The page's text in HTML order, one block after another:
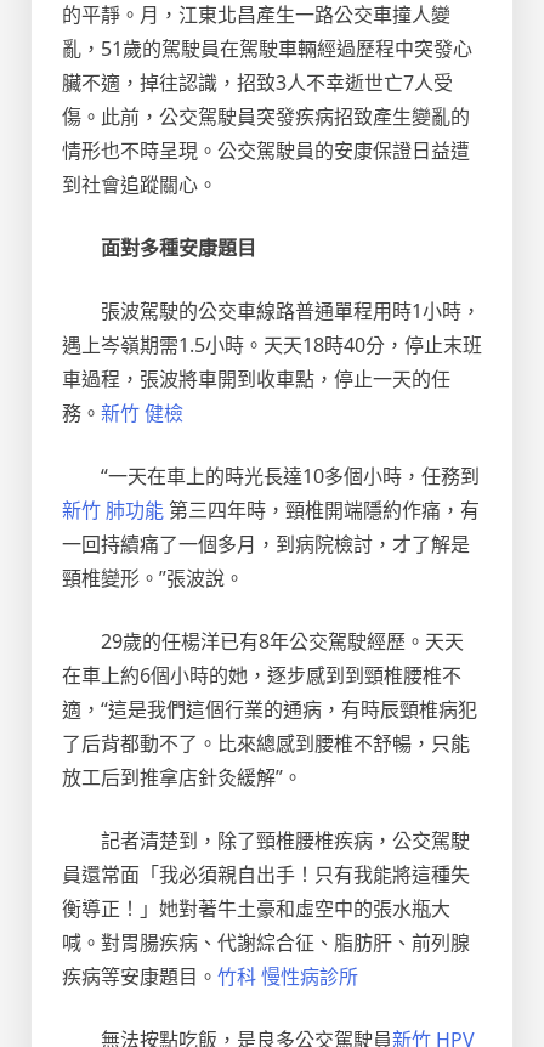
的平靜。月，江東北昌產生一路公交車撞人變
亂，51歲的駕駛員在駕駛車輛經過歷程中突發心
臟不適，掉往認識，招致3人不幸逝世亡7人受
傷。此前，公交駕駛員突發疾病招致產生變亂的
情形也不時呈現。公交駕駛員的安康保證日益遭
到社會追蹤關心。
面對多種安康題目
張波駕駛的公交車線路普通單程用時1小時，
遇上岑嶺期需1.5小時。天天18時40分，停止末班
車過程，張波將車開到收車點，停止一天的任
務。 新竹 健檢
“一天在車上的時光長達10多個小時，任務到
新竹 肺功能 第三四年時，頸椎開端隱約作痛，有
一回持續痛了一個多月，到病院檢討，才了解是
頸椎變形。”張波說。
29歲的任楊洋已有8年公交駕駛經歷。天天
在車上約6個小時的她，逐步感到到頸椎腰椎不
適，“這是我們這個行業的通病，有時辰頸椎病犯
了后背都動不了。比來總感到腰椎不舒暢，只能
放工后到推拿店針灸緩解”。
記者清楚到，除了頸椎腰椎疾病，公交駕駛
員還常面「我必須親自出手！只有我能將這種失
衡導正！」她對著牛土豪和虛空中的張水瓶大
喊。對胃腸疾病、代謝綜合征、脂肪肝、前列腺
疾病等安康題目。 竹科 慢性病診所
無法按點吃飯，是良多公交駕駛員新竹 HPV